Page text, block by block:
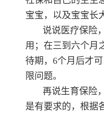
宝宝，以及宝宝长
说说医疗保险
用；在三到六个月
待期，6个月后才
限问题。
再说生育保险
是有要求的，根据